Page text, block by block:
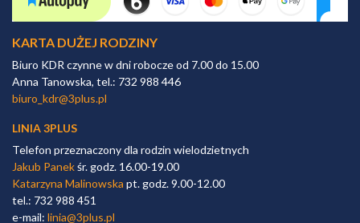
KARTA DUŻEJ RODZINY
Biuro KDR czynne w dni robocze od 7.00 do 15.00
Anna Tanowska, tel.: 732 988 446
biuro_kdr@3plus.pl
LINIA 3PLUS
Telefon przeznaczony dla rodzin wielodzietnych
Jakub Panekśr. godz. 16.00-19.00
Katarzyna Malinowska pt. godz. 9.00-12.00
tel.: 732 988 451
e-mail: linia@3plus.pl